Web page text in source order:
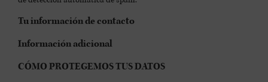
Tu información de contacto
Información adicional
CÓMO PROTEGEMOS TUS DATOS